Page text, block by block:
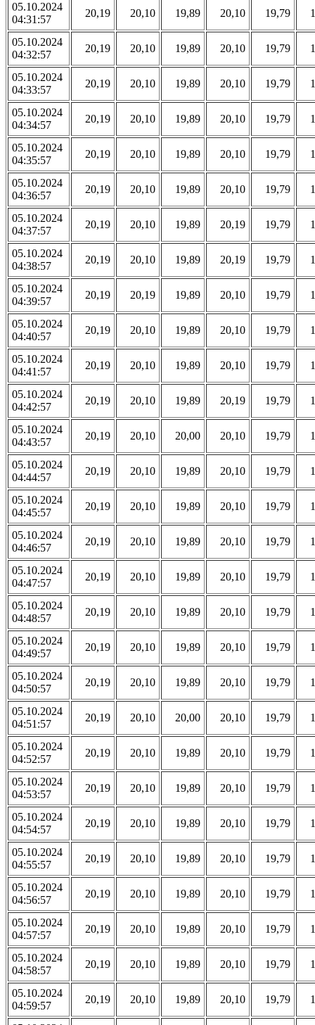
05.10.2024
04:31:57
20,19 20,10 19,89 20,10 19,79
05.10.2024
04:32:57
20,19 20,10 19,89 20,10 19,79
05.10.2024
04:33:57
20,19 20,10 19,89 20,10 19,79
05.10.2024
04:34:57
20,19 20,10 19,89 20,10 19,79
05.10.2024
04:35:57
20,19 20,10 19,89 20,10 19,79
05.10.2024
04:36:57
20,19 20,10 19,89 20,10 19,79
05.10.2024
04:37:57
20,19 20,10 19,89 20,19 19,79
05.10.2024
04:38:57
20,19 20,10 19,89 20,19 19,79
05.10.2024
04:39:57
20,19 20,19 19,89 20,10 19,79
05.10.2024
04:40:57
20,19 20,10 19,89 20,10 19,79
05.10.2024
04:41:57
20,19 20,10 19,89 20,10 19,79
05.10.2024
04:42:57
20,19 20,10 19,89 20,19 19,79
05.10.2024
04:43:57
20,19 20,10 20,00 20,10 19,79
05.10.2024
04:44:57
20,19 20,10 19,89 20,10 19,79
05.10.2024
04:45:57
20,19 20,10 19,89 20,10 19,79
05.10.2024
04:46:57
20,19 20,10 19,89 20,10 19,79
05.10.2024
04:47:57
20,19 20,10 19,89 20,10 19,79
05.10.2024
04:48:57
20,19 20,10 19,89 20,10 19,79
05.10.2024
04:49:57
20,19 20,10 19,89 20,10 19,79
05.10.2024
04:50:57
20,19 20,10 19,89 20,10 19,79
05.10.2024
04:51:57
20,19 20,10 20,00 20,10 19,79
05.10.2024
04:52:57
20,19 20,10 19,89 20,10 19,79
05.10.2024
04:53:57
20,19 20,10 19,89 20,10 19,79
05.10.2024
04:54:57
20,19 20,10 19,89 20,10 19,79
05.10.2024
04:55:57
20,19 20,10 19,89 20,10 19,79
05.10.2024
04:56:57
20,19 20,10 19,89 20,10 19,79
05.10.2024
04:57:57
20,19 20,10 19,89 20,10 19,79
05.10.2024
04:58:57
20,19 20,10 19,89 20,10 19,79
05.10.2024
04:59:57
20,19 20,10 19,89 20,10 19,79